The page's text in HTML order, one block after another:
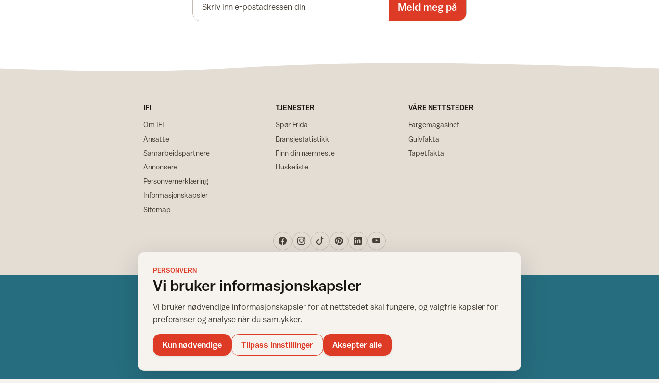
Meld meg på
IFI
Om IFI
Ansatte
Samarbeidspartnere
Annonsere
Personvernerklæring
Informasjonskapsler
Sitemap
TJENESTER
Spør Frida
Bransjestatistikk
Finn din nærmeste
Huskeliste
VÅRE NETTSTEDER
Fargemagasinet
Gulvfakta
Tapetfakta
Copyright © 1995-2026. All Rights Reserved.
Ansvarlig redaktør: Helge Bod Vangen
Adm. direktør: Helge Bod Vangen
Utgiver: IFI - Norsk råd for hjem og bygg
PERSONVERN
Vi bruker informasjonskapsler
Vi bruker nødvendige informasjonskapsler for at nettstedet skal fungere, og valgfrie kapsler for
preferanser og analyse når du samtykker.
Kun nødvendige Tilpass innstillinger Aksepter alle